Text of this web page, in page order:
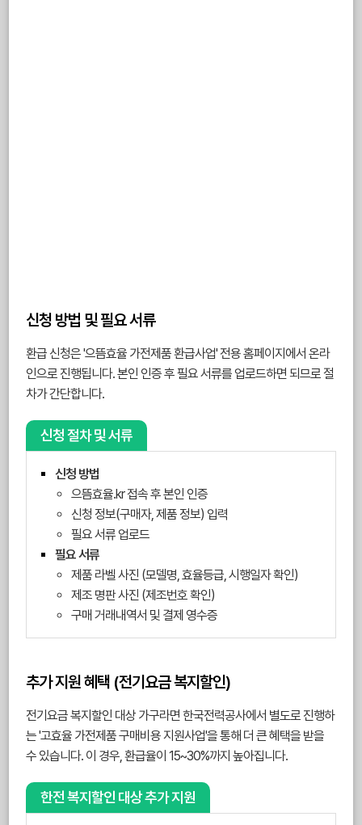
신청 방법 및 필요 서류
환급 신청은 '으뜸효율 가전제품 환급사업' 전용 홈페이지에서 온라
인으로 진행됩니다. 본인 인증 후 필요 서류를 업로드하면 되므로 절
차가 간단합니다.
신청 절차 및 서류
신청 방법
으뜸효율.kr 접속 후 본인 인증
신청 정보(구매자, 제품 정보) 입력
필요 서류 업로드
필요 서류
제품 라벨 사진 (모델명, 효율등급, 시행일자 확인)
제조 명판 사진 (제조번호 확인)
구매 거래내역서 및 결제 영수증
추가 지원 혜택 (전기요금 복지할인)
전기요금 복지할인 대상 가구라면 한국전력공사에서 별도로 진행하
는 '고효율 가전제품 구매비용 지원사업'을 통해 더 큰 혜택을 받을
수 있습니다. 이 경우, 환급율이 15~30%까지 높아집니다.
한전 복지할인 대상 추가 지원